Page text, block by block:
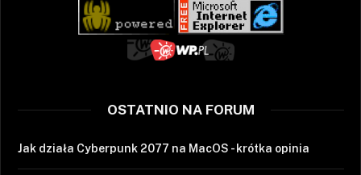
OSTATNIO NA FORUM
Jak działa Cyberpunk 2077 na MacOS - krótka opinia